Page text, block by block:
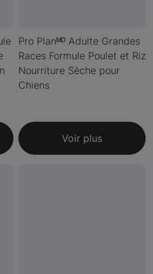
Pro Planᴹᴰ Adulte Grandes
Races Formule Poulet et Riz
Nourriture Sèche pour
Chiens
Voir plus